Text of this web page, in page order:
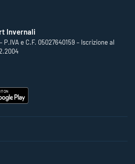
Invernali
P.IVA e C.F. 05027640159 – Iscrizione al